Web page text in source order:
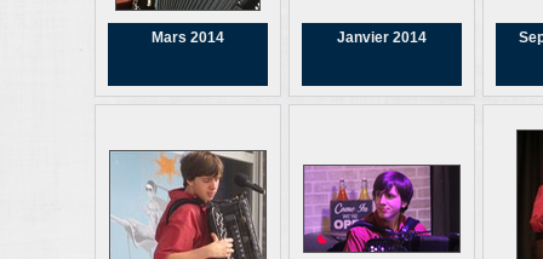
Mars 2014 Janvier 2014